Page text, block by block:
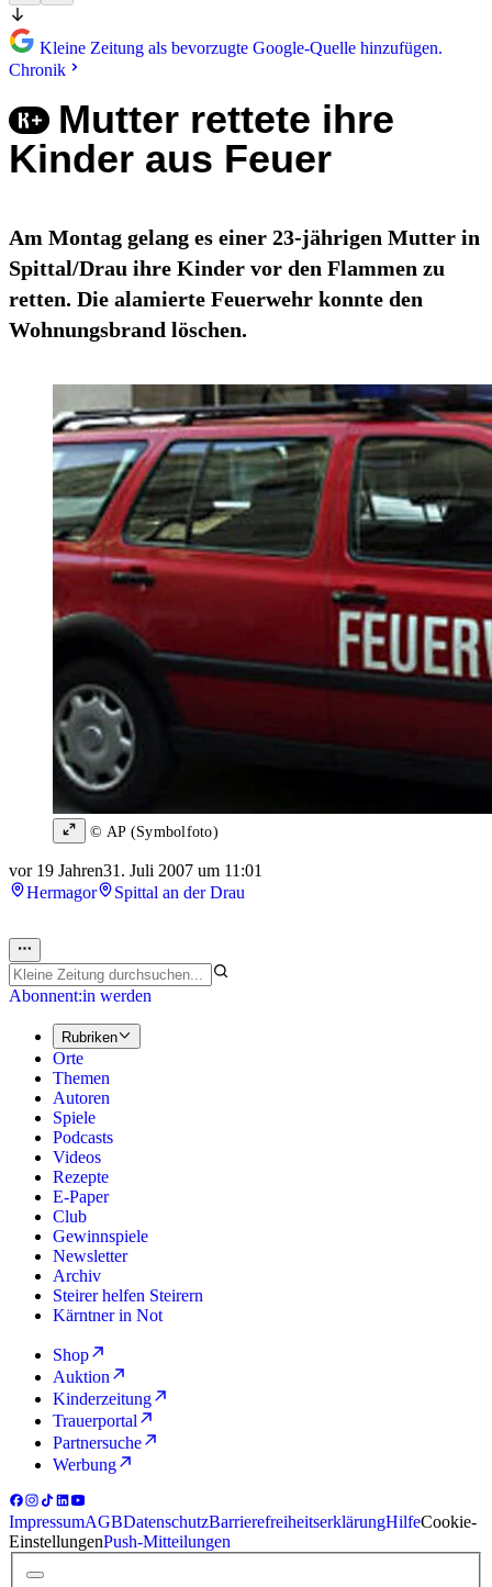
Kleine Zeitung als bevorzugte Google-Quelle hinzufügen.
Chronik
Mutter rettete ihre
Kinder aus Feuer
Am Montag gelang es einer 23-jährigen Mutter in
Spittal/Drau ihre Kinder vor den Flammen zu
retten. Die alamierte Feuerwehr konnte den
Wohnungsbrand löschen.
© AP (Symbolfoto)
vor 19 Jahren31. Juli 2007 um 11:01
Hermagor
Spittal an der Drau
Abonnent:in werden
Rubriken
Orte
Themen
Autoren
Spiele
Podcasts
Videos
Rezepte
E-Paper
Club
Gewinnspiele
Newsletter
Archiv
Steirer helfen Steirern
Kärntner in Not
Shop
Auktion
Kinderzeitung
Trauerportal
Partnersuche
Werbung
ImpressumAGBDatenschutzBarrierefreiheitserklärungHilfeCookie-
EinstellungenPush-Mitteilungen